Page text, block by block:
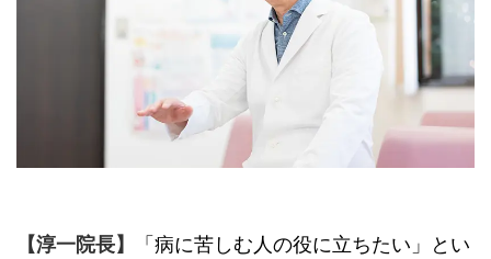
【淳一院長】
「病に苦しむ人の役に立ちたい」とい